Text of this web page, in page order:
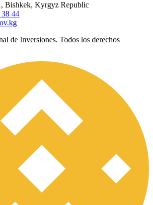
Bishkek, Kyrgyz Republic
44
de Inversiones. Todos los derechos